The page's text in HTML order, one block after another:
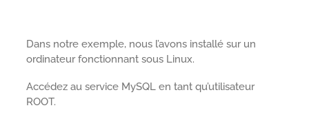
Dans notre exemple, nous l’avons installé sur un
ordinateur fonctionnant sous Linux.
Accédez au service MySQL en tant qu’utilisateur
ROOT.